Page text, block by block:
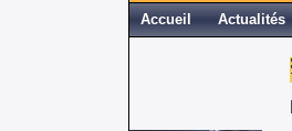
Accueil Actualités